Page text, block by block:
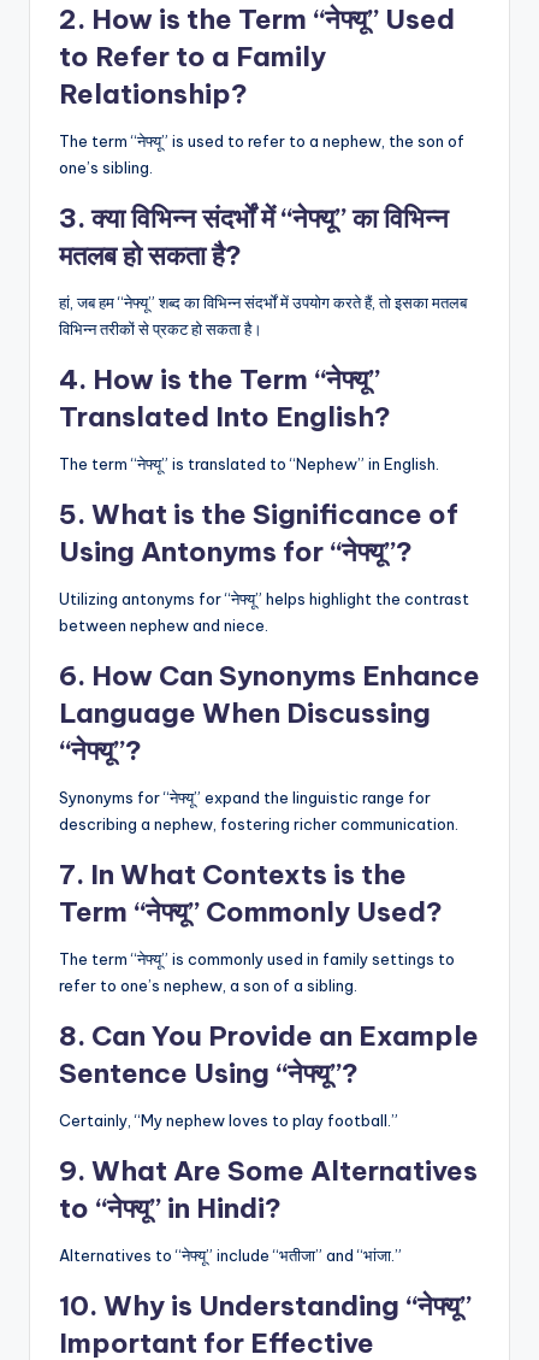
2. How is the Term “नेफ्यू” Used
to Refer to a Family
Relationship?
The term “नेफ्यू” is used to refer to a nephew, the son of
one’s sibling.
3. क्या विभिन्न संदर्भों में “नेफ्यू” का विभिन्न
मतलब हो सकता है?
हां, जब हम “नेफ्यू” शब्द का विभिन्न संदर्भों में उपयोग करते हैं, तो इसका मतलब
विभिन्न तरीकों से प्रकट हो सकता है।
4. How is the Term “नेफ्यू”
Translated Into English?
The term “नेफ्यू” is translated to “Nephew” in English.
5. What is the Significance of
Using Antonyms for “नेफ्यू”?
Utilizing antonyms for “नेफ्यू” helps highlight the contrast
between nephew and niece.
6. How Can Synonyms Enhance
Language When Discussing
“नेफ्यू”?
Synonyms for “नेफ्यू” expand the linguistic range for
describing a nephew, fostering richer communication.
7. In What Contexts is the
Term “नेफ्यू” Commonly Used?
The term “नेफ्यू” is commonly used in family settings to
refer to one’s nephew, a son of a sibling.
8. Can You Provide an Example
Sentence Using “नेफ्यू”?
Certainly, “My nephew loves to play football.”
9. What Are Some Alternatives
to “नेफ्यू” in Hindi?
Alternatives to “नेफ्यू” include “भतीजा” and “भांजा.”
10. Why is Understanding “नेफ्यू”
Important for Effective